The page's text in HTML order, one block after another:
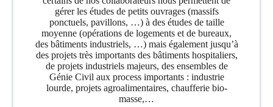
gérer les études de petits ouvrages (massifs
ponctuels, pavillons, …) à des études de taille
moyenne (opérations de logements et de bureaux,
des bâtiments industriels, …) mais également jusqu’à
des projets très importants des bâtiments hospitaliers,
de projets industriels majeurs, des ensembles de
Génie Civil aux process importants : industrie
lourde, projets agroalimentaires, chaufferie bio-
masse,…